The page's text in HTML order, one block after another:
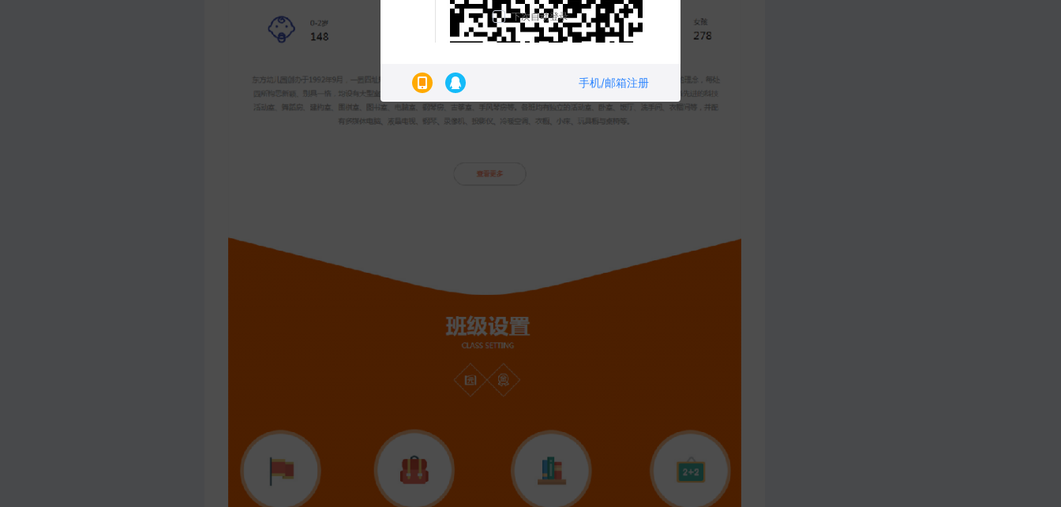
下次自动登录
手机/邮箱注册